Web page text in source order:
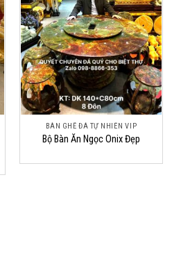
BÀN GHẾ ĐÁ TỰ NHIÊN VIP
Bộ Bàn Ăn Ngọc Onix Đẹp